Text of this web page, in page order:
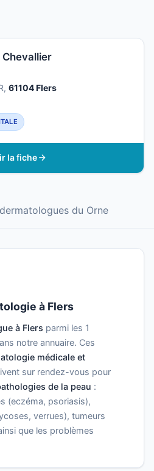
Chevallier
61104 Flers
la fiche
du Orne
à Flers
à Flers parmi les 1
notre annuaire. Ces
médicale et
sur rendez-vous pour
de la peau :
(eczéma, psoriasis),
verrues), tumeurs
que les problèmes